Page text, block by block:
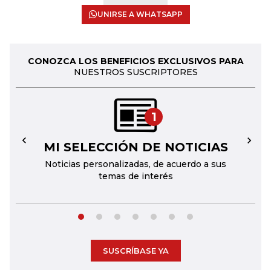
UNIRSE A WHATSAPP
CONOZCA LOS BENEFICIOS EXCLUSIVOS PARA
NUESTROS SUSCRIPTORES
1
MI SELECCIÓN DE NOTICIAS
Noticias personalizadas, de acuerdo a sus
temas de interés
← →
SUSCRÍBASE YA